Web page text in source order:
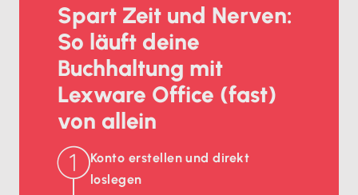
Spart Zeit und Nerven:
So läuft deine
Buchhaltung mit
Lexware Office (fast)
von allein
Konto erstellen und direkt
loslegen